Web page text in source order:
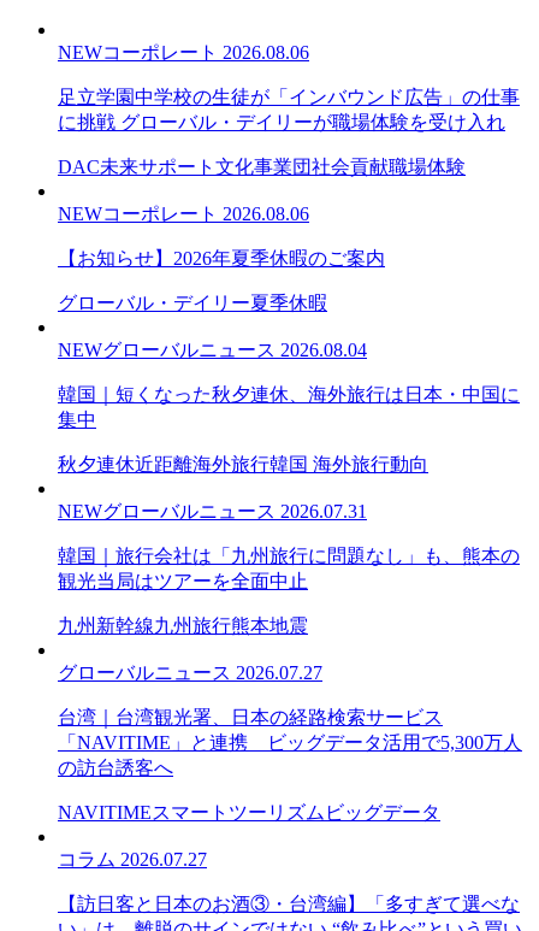
NEWコーポレート 2026.08.06
足立学園中学校の生徒が「インバウンド広告」の仕事
に挑戦 グローバル・デイリーが職場体験を受け入れ
DAC未来サポート文化事業団社会貢献職場体験
NEWコーポレート 2026.08.06
【お知らせ】2026年夏季休暇のご案内
グローバル・デイリー夏季休暇
NEWグローバルニュース 2026.08.04
韓国｜短くなった秋夕連休、海外旅行は日本・中国に
集中
秋夕連休近距離海外旅行韓国 海外旅行動向
NEWグローバルニュース 2026.07.31
韓国｜旅行会社は「九州旅行に問題なし」も、熊本の
観光当局はツアーを全面中止
九州新幹線九州旅行熊本地震
グローバルニュース 2026.07.27
台湾｜台湾観光署、日本の経路検索サービス
「NAVITIME」と連携 ビッグデータ活用で5,300万人
の訪台誘客へ
NAVITIMEスマートツーリズム ビッグデータ
コラム 2026.07.27
【訪日客と日本のお酒③・台湾編】「多すぎて選べな